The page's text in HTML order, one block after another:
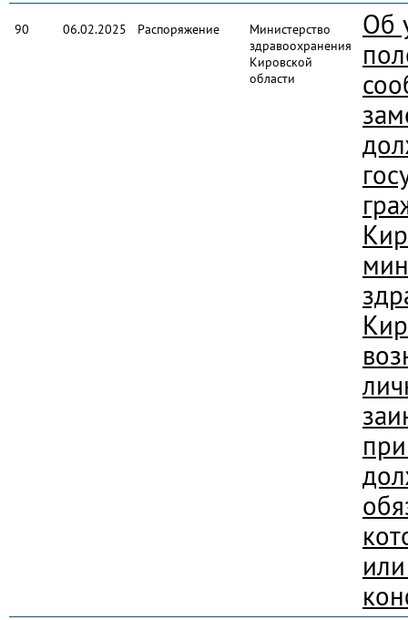
90 06.02.2025 Распоряжение
Министерство
здравоохранения
Кировской
области
Об